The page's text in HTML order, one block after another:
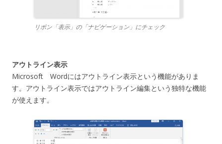
リボン「表示」の「ナビゲーション」にチェック
アウトライン表示
Microsoft Wordにはアウトライン表示という機能がありま
す。アウトライン表示ではアウトライン編集という独特な機能
が使えます。